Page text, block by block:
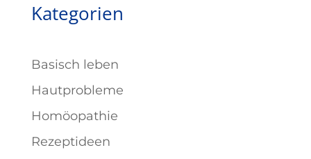
Kategorien
Basisch leben
Hautprobleme
Homöopathie
Rezeptideen